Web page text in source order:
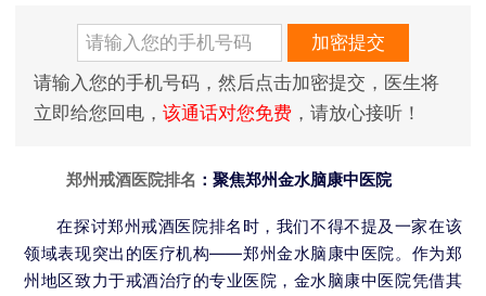
请输入您的手机号码，然后点击加密提交，医生将
立即给您回电， 该通话对您免费，请放心接听！
郑州戒酒医院排名 ：聚焦郑州金水脑康中医院
在探讨郑州戒酒医院排名时，我们不得不提及一家在该
领域表现突出的医疗机构——郑州金水脑康中医院。作为郑
州地区致力于戒酒治疗的专业医院，金水脑康中医院凭借其